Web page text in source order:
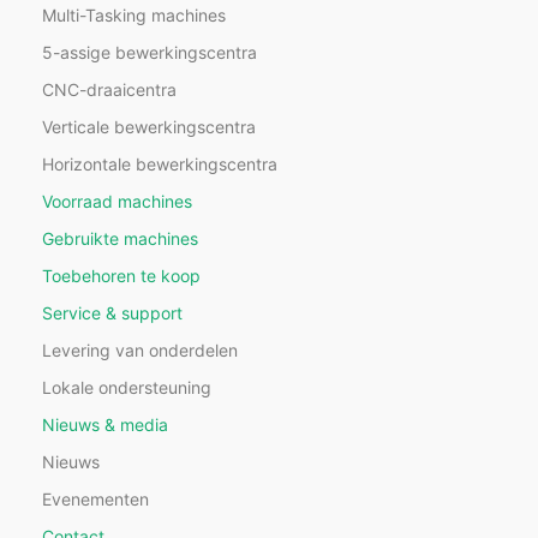
Multi-Tasking machines
5-assige bewerkingscentra
CNC-draaicentra
Verticale bewerkingscentra
Horizontale bewerkingscentra
Voorraad machines
Gebruikte machines
Toebehoren te koop
Service & support
Levering van onderdelen
Lokale ondersteuning
Nieuws & media
Nieuws
Evenementen